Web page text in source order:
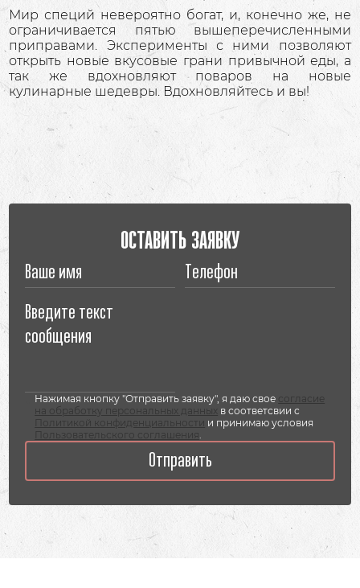
Мир специй невероятно богат, и, конечно же, не
ограничивается пятью вышеперечисленными
приправами. Эксперименты с ними позволяют
открыть новые вкусовые грани привычной еды, а
так же вдохновляют поваров на новые
кулинарные шедевры. Вдохновляйтесь и вы!
ОСТАВИТЬ ЗАЯВКУ
Нажимая кнопку "Отправить заявку", я даю свое
согласие
на обработку персональных данных
в соответсвии с
Политикой конфиденциальности и принимаю условия
Пользовательского соглашения.
Отправить